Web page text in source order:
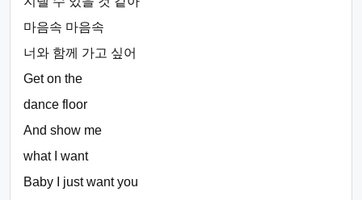
마음속 마음속
너와 함께 가고 싶어
Get on the
dance floor
And show me
what I want
Baby I just want you